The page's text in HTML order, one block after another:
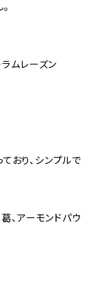
ラムレーズン
おり、シンプルで
葛、アーモンドパウ